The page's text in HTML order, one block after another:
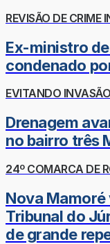
REVISÃO DE CRIME
Ex-ministro
condenado
EVITANDO
Drenagem
no bairro três
24º COMARCA DE
Nova Mamoré
Tribunal do
de grande